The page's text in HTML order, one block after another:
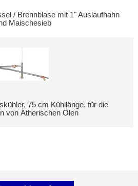
/ Brennblase mit 1" Auslaufhahn
Maischesieb
75 cm Kühllänge, für die
von Ätherischen Ölen